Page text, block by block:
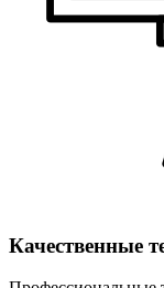
Качественные